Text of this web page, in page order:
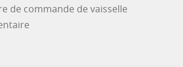
de commande de vaisselle